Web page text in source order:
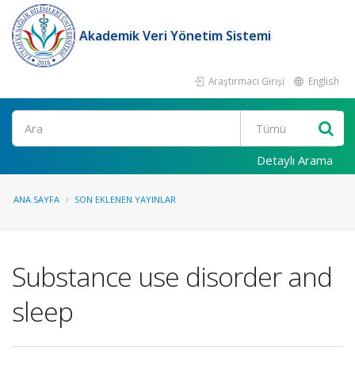
Akademik Veri Yönetim Sistemi
Araştırmacı Girişi English
Ara
Detaylı Arama
ANA SAYFA SON EKLENEN YAYINLAR
Substance use disorder and
sleep